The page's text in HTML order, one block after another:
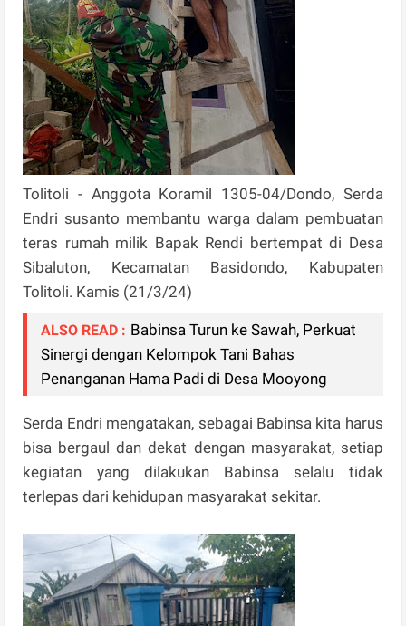
Tolitoli - Anggota Koramil 1305-04/Dondo, Serda
Endri susanto membantu warga dalam pembuatan
teras rumah milik Bapak Rendi bertempat di Desa
Sibaluton, Kecamatan Basidondo, Kabupaten
Tolitoli. Kamis (21/3/24)
ALSO READ : Babinsa Turun ke Sawah, Perkuat
Sinergi dengan Kelompok Tani Bahas
Penanganan Hama Padi di Desa Mooyong
Serda Endri mengatakan, sebagai Babinsa kita harus
bisa bergaul dan dekat dengan masyarakat, setiap
kegiatan yang dilakukan Babinsa selalu tidak
terlepas dari kehidupan masyarakat sekitar.